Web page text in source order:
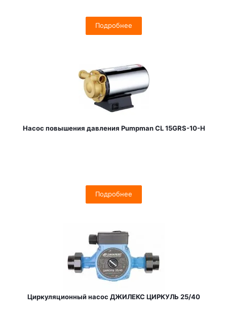
Подробнее
Насос повышения давления Pumpman CL 15GRS-10-H
Подробнее
Циркуляционный насос ДЖИЛЕКС ЦИРКУЛЬ 25/40